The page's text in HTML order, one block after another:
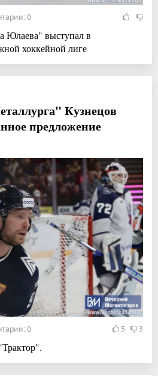
0
Юлаева" выступал в
хоккейной лиге
Кузнецов
предложение
0 5 3